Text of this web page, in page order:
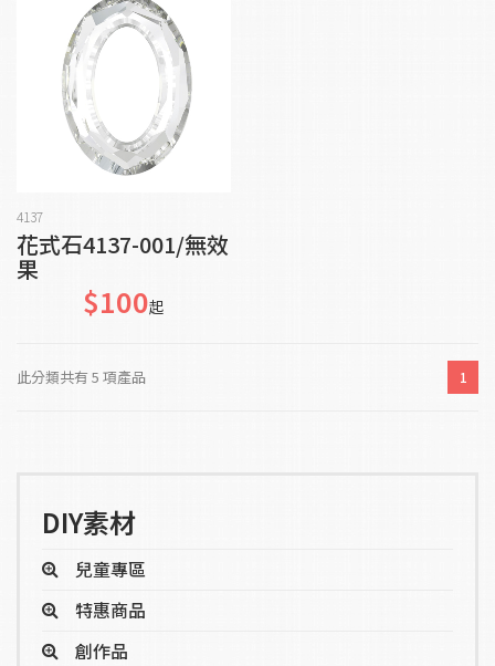
4137
花式石4137-001/無效
果
$100起
此分類共有 5 項產品 1
DIY素材
兒童專區
特惠商品
創作品